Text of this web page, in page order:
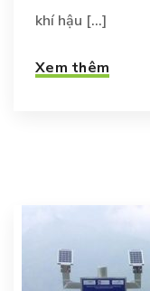
khí hậu [...]
Xem thêm